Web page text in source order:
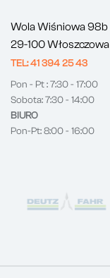
Wola Wiśniowa 98b
29-100 Włoszczowa
TEL: 41 394 25 43
Pon - Pt : 7:30 - 17:00
Sobota: 7:30 - 14:00
BIURO
Pon-Pt: 8:00 - 16:00